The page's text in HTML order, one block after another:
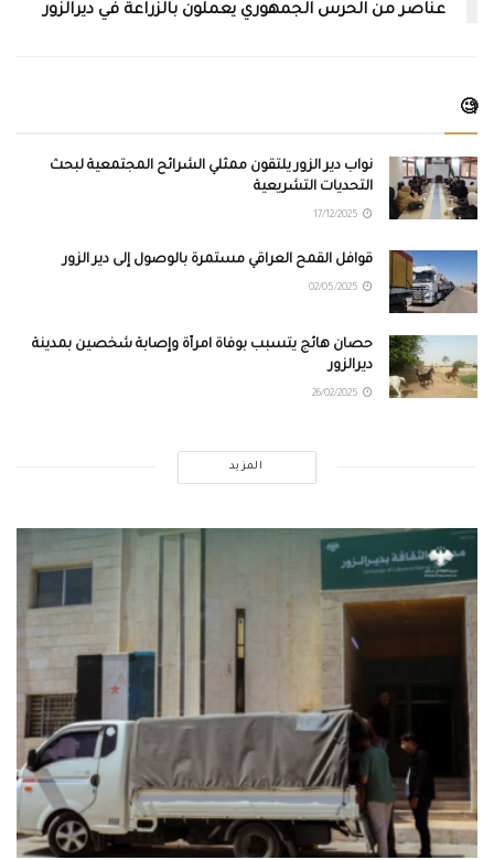
عناصر من الحرس الجمهوري يعملون بالزراعة في ديرالزور
🧐
نواب دير الزور يلتقون ممثلي الشرائح المجتمعية لبحث
التحديات التشريعية
قوافل القمح العراقي مستمرة بالوصول إلى دير الزور
حصان هائج يتسبب بوفاة امرأة وإصابة شخصين بمدينة
ديرالزور
المزيد